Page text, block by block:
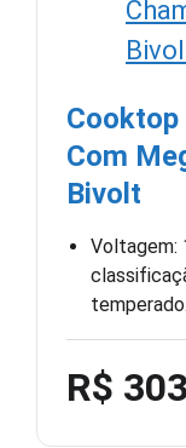
Cooktop
Com
Bivolt
Voltagem:
R$